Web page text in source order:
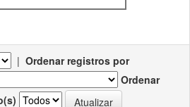
| Ordenar registros por
Ordenar